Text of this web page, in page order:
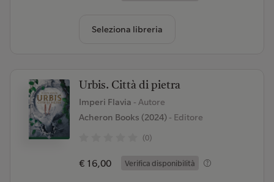
Seleziona libreria
Urbis. Città di pietra
Imperi Flavia - Autore
Acheron Books (2024)- Editore
(0)
€ 16,00 Verifica disponibilità